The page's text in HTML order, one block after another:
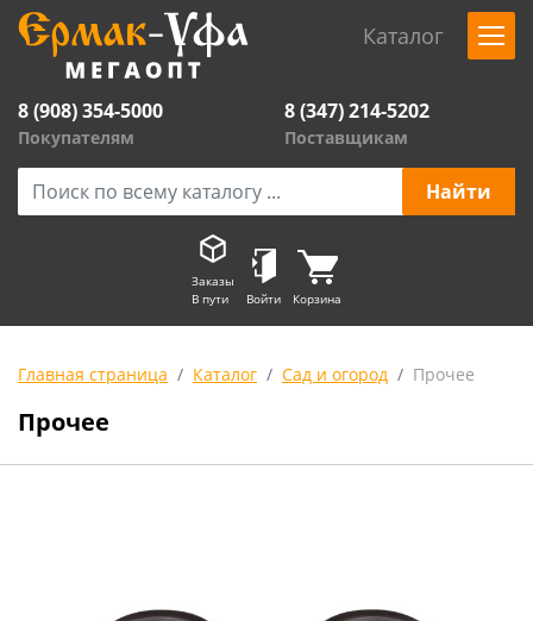
Каталог
8 (908) 354-5000
Покупателям
8 (347) 214-5202
Поставщикам
Заказы
В пути
Войти Корзина
Главная страница Каталог Сад и огород Прочее
Прочее